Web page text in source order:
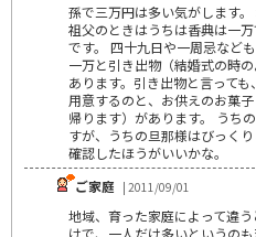
孫で三万円は多い気がします。
祖父のときはうちは香典は一
です。 四十九日や一周忌など
一万と引き出物（結婚式の時
あります。引き出物と言って
用意するのと、お供えのお菓
帰ります）があります。 うち
すが、うちの旦那様はびっく
確認したほうがいいかな。
ご家庭 | 2011/09/01
地域、育った家庭によって違
けで、一人だけ多いというの